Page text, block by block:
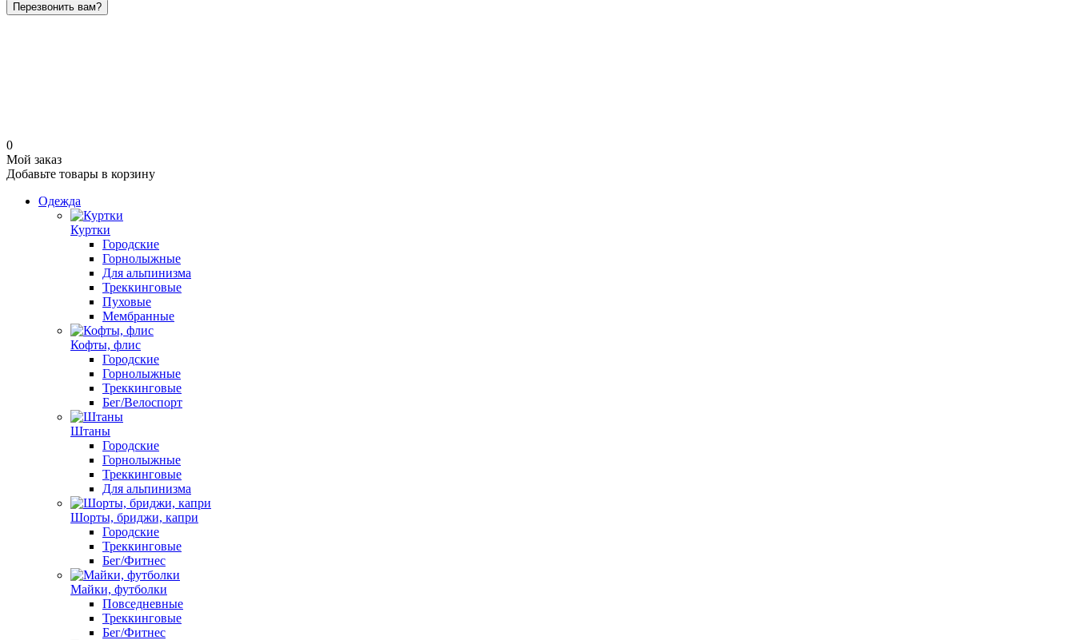
Перезвонить вам?
0
Мой заказ
Добавьте товары в корзину
Одежда
Куртки
Городские
Горнолыжные
Для альпинизма
Треккинговые
Пуховые
Мембранные
Кофты, флис
Городские
Горнолыжные
Треккинговые
Бег/Велоспорт
Штаны
Городские
Горнолыжные
Треккинговые
Для альпинизма
Шорты, бриджи, капри
Городские
Треккинговые
Бег/Фитнес
Майки, футболки
Повседневные
Треккинговые
Бег/Фитнес